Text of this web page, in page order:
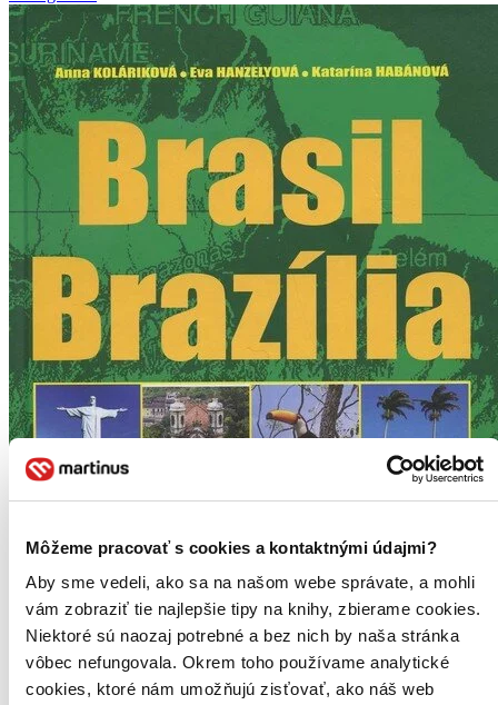
Môžeme pracovať s cookies a kontaktnými údajmi?
Aby sme vedeli, ako sa na našom webe správate, a mohli
vám zobraziť tie najlepšie tipy na knihy, zbierame cookies.
Niektoré sú naozaj potrebné a bez nich by naša stránka
vôbec nefungovala. Okrem toho používame analytické
cookies, ktoré nám umožňujú zisťovať, ako náš web